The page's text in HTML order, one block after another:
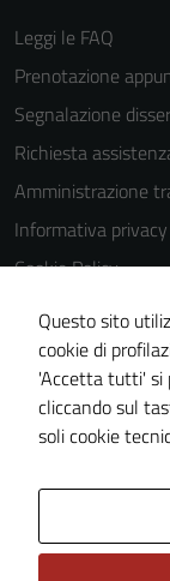
Leggi le FAQ
Prenotazione
Segnalazione
Richiesta
Amministrazione
Informativa privacy
Cookie Policy
Note legali
Dichiarazione di
Obiettivi di
Piano di
Questo sito
cookie di
'Accetta tutti' si
cliccando sul
soli cookie